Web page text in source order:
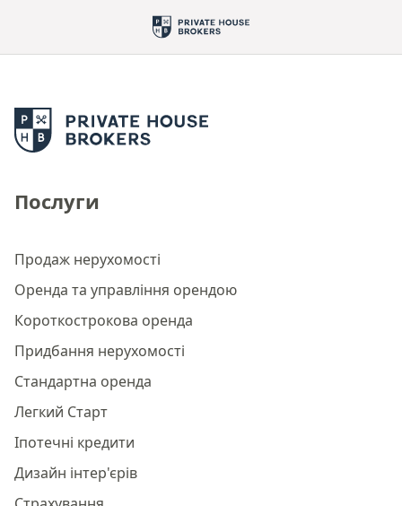
Послуги
Продаж нерухомості
Оренда та управління орендою
Короткострокова оренда
Придбання нерухомості
Стандартна оренда
Легкий Старт
Іпотечні кредити
Дизайн інтер'єрів